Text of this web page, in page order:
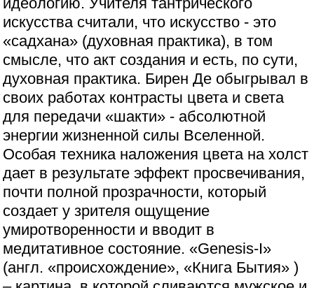
искусства считали, что искусство - это
«садхана» (духовная практика), в том
смысле, что акт создания и есть, по сути,
духовная практика. Бирен Де обыгрывал в
своих работах контрасты цвета и света
для передачи «шакти» - абсолютной
энергии жизненной силы Вселенной.
Особая техника наложения цвета на холст
дает в результате эффект просвечивания,
почти полной прозрачности, который
создает у зрителя ощущение
умиротворенности и вводит в
медитативное состояние. «Genesis-I»
(англ. «происхождение», «Книга Бытия» )